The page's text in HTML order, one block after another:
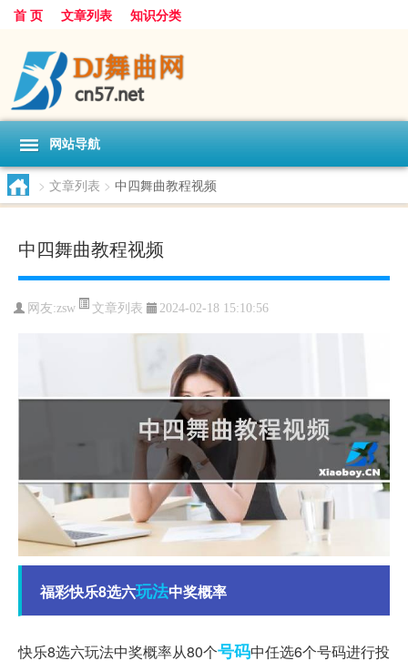
首 页 文章列表 知识分类
网站导航
> 文章列表 > 中四舞曲教程视频
中四舞曲教程视频
网友:zsw 文章列表 2024-02-18 15:10:56
福彩快乐8选六玩法中奖概率
快乐8选六玩法中奖概率从80个号码中任选6个号码进行投